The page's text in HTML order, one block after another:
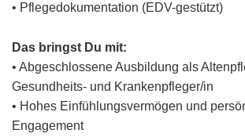
• Pflegedokumentation (EDV-gestützt)
Das bringst Du mit:
• Abgeschlossene Ausbildung als
Gesundheits- und Krankenpfleger/in
• Hohes Einfühlungsvermögen und
Engagement